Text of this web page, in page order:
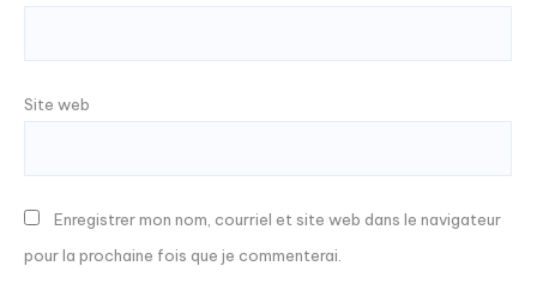
Site web
Enregistrer mon nom, courriel et site web dans le navigateur
pour la prochaine fois que je commenterai.